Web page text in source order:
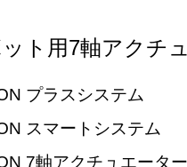
ト用7軸アクチ
プラスシステム
スマートシステム
7軸アクチュエーター